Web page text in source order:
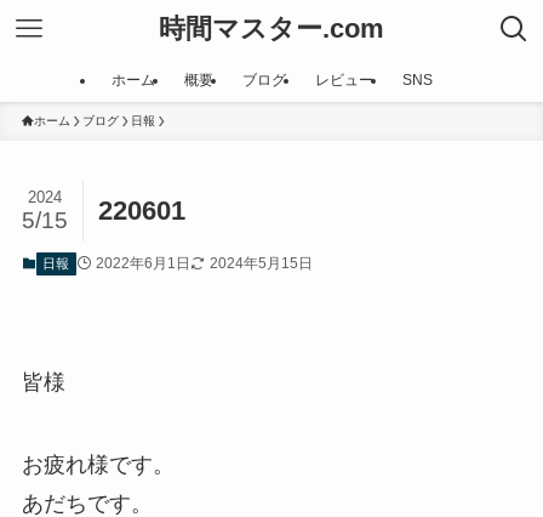
時間マスター.com
ホーム 概要 ブログ レビュー SNS
ホーム ブログ 日報
220601
2024
5/15
日報 2022年6月1日 2024年5月15日
皆様
お疲れ様です。
あだちです。